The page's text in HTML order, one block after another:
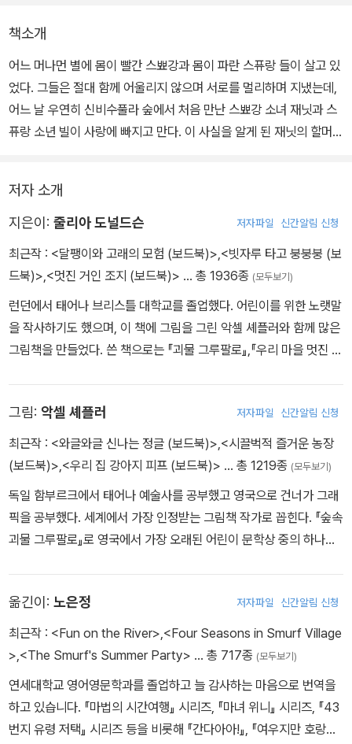
책소개
어느 머나먼 별에 몸이 빨간 스뾰강과 몸이 파란 스퓨랑 들이 살고 있
었다. 그들은 절대 함께 어울리지 않으며 서로를 멀리하며 지냈는데,
어느 날 우연히 신비수풀라 숲에서 처음 만난 스뾰강 소녀 재닛과 스
퓨랑 소년 빌이 사랑에 빠지고 만다. 이 사실을 알게 된 재닛의 할머니
만다.
닛과 빌을 찾아 나선다. 오랜 시간 이 별 저 별을 돌아 다니며 재닛과
빌을 찾아 헤매는 사이, 스뾰강과 스퓨랑 들은 어느새 함께 우유를 나
누어 마시고 머리카락을 다듬어 주며 서로에 대한 적대감을 풀고 조
금씩 마음을 열어 간다.
저자 소개
지은이: 줄리아 도널드슨 저자파일 신간알림 신청
최근작 : <달팽이와 고래의 모험 (보드북)>,<빗자루 타고 붕붕붕 (보
드북)>,<멋진 거인 조지 (보드북)> … 총 1936종 (모두보기)
런던에서 태어나 브리스틀 대학교를 졸업했다. 어린이를 위한 노랫말
을 작사하기도 했으며, 이 책에 그림을 그린 악셀 셰플러와 함께 많은
그림책을 만들었다. 쓴 책으로는 『괴물 그루팔로』,『우리 마을 멋진 거
그림: 악셀 셰플러 저자파일 신간알림 신청
최근작 : <와글와글 신나는 정글 (보드북)>,<시끌벅적 즐거운 농장
(보드북)>,<우리 집 강아지 피프 (보드북)> … 총 1219종 (모두보기)
독일 함부르크에서 태어나 예술사를 공부했고 영국으로 건너가 그래
픽을 공부했다. 세계에서 가장 인정받는 그림책 작가로 꼽힌다. 『숲속
괴물 그루팔로』로 영국에서 가장 오래된 어린이 문학상 중의 하나인
숲」 시리즈, 『멋진 거인 조지』, 『달팽이와 고래의 모험』 등에 그림을
그렸다.
옮긴이: 노은정 저자파일 신간알림 신청
최근작 : <Fun on the River>,<Four Seasons in Smurf Village
>,<The Smurf's Summer Party> … 총 717종 (모두보기)
연세대학교 영어영문학과를 졸업하고 늘 감사하는 마음으로 번역을
하고 있습니다. 『마법의 시간여행』 시리즈, 『마녀 위니』 시리즈, 『43
번지 유령 저택』 시리즈 등을 비롯해 『간다아아!』, 『여우지만 호랑이